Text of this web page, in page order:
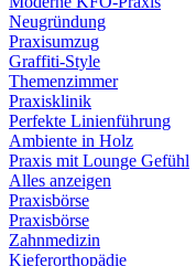
Neugründung
Praxisumzug
Graffiti-Style
Themenzimmer
Praxisklinik
Perfekte Linienführung
Ambiente in Holz
Praxis mit Lounge Gefühl
Alles anzeigen
Praxisbörse
Praxisbörse
Zahnmedizin
Kieferorthopädie